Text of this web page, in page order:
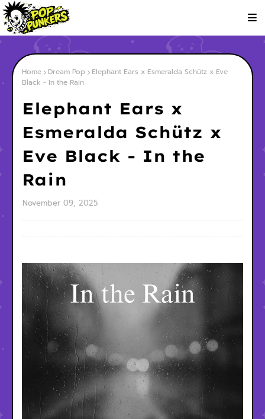
Home Dream Pop
Elephant Ears x Esmeralda Schütz x Eve
Black - In the Rain
Elephant Ears x
Esmeralda Schütz x
Eve Black - In the
Rain
November 09, 2025